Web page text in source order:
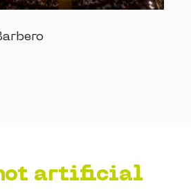
artificial